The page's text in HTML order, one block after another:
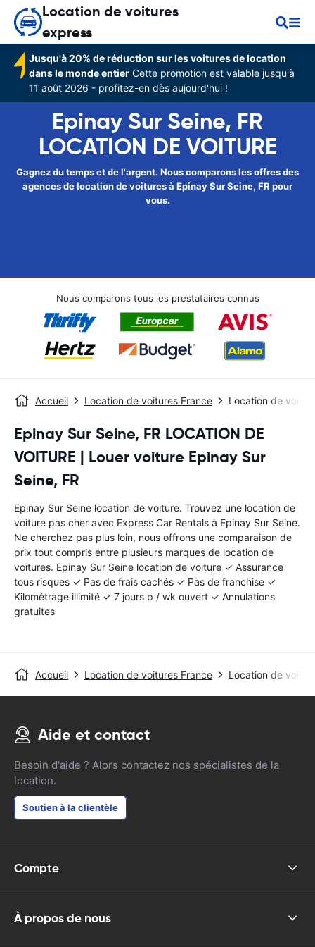
Location de voitures
express
Jusqu'à 20% de réduction sur les voitures de location
dans le monde entier Cette promotion est valable jusqu'à
11 août 2026 - profitez-en dès aujourd'hui !
Epinay Sur Seine, FR
LOCATION DE VOITURE
Gagnez du temps et de l'argent. Nous comparons les offres des
agences de location de voitures à Epinay Sur Seine, FR pour
vous.
Nous comparons tous les prestataires connus
Accueil Location de voitures France Location de
Epinay Sur Seine, FR LOCATION DE
VOITURE | Louer voiture Epinay Sur
Seine, FR
Epinay Sur Seine location de voiture. Trouvez une location de
voiture pas cher avec Express Car Rentals à Epinay Sur Seine.
Ne cherchez pas plus loin, nous offrons une comparaison de
prix tout compris entre plusieurs marques de location de
voitures. Epinay Sur Seine location de voiture ✓ Assurance
tous risques ✓ Pas de frais cachés ✓ Pas de franchise ✓
Kilométrage illimité ✓ 7 jours p / wk ouvert ✓ Annulations
gratuites
Accueil Location de voitures France Location de
Aide et contact
Besoin d'aide ? Alors contactez nos spécialistes de la
location.
Soutien à la clientèle
Compte
À propos de nous